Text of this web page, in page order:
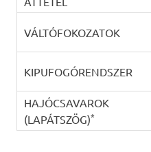
VÁLTÓFOKOZATOK
KIPUFOGÓRENDSZER
HAJÓCSAVAROK
(LAPÁTSZÖG)*